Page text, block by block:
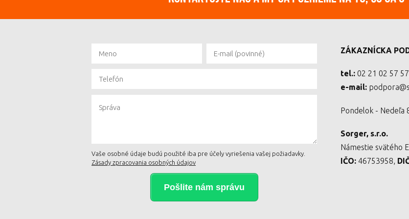
Vaše osobné údaje budú použité iba pre účely vyriešenia vašej požiadavky.
Zásady zpracovania osobných údajov
Pošlite nám správu
ZÁKAZNÍCKA
tel.: 02 21 02 57
e-mail:
Pondelok - Nedeľa
Sorger, s.r.o.
Námestie svätého
IČO: 46753958,